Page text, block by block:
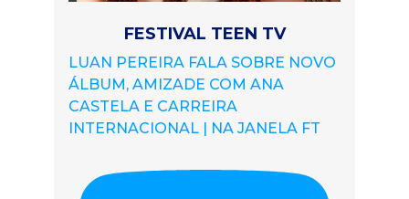
FESTIVAL TEEN TV
LUAN PEREIRA FALA SOBRE NOVO
ÁLBUM, AMIZADE COM ANA
CASTELA E CARREIRA
INTERNACIONAL | NA JANELA FT